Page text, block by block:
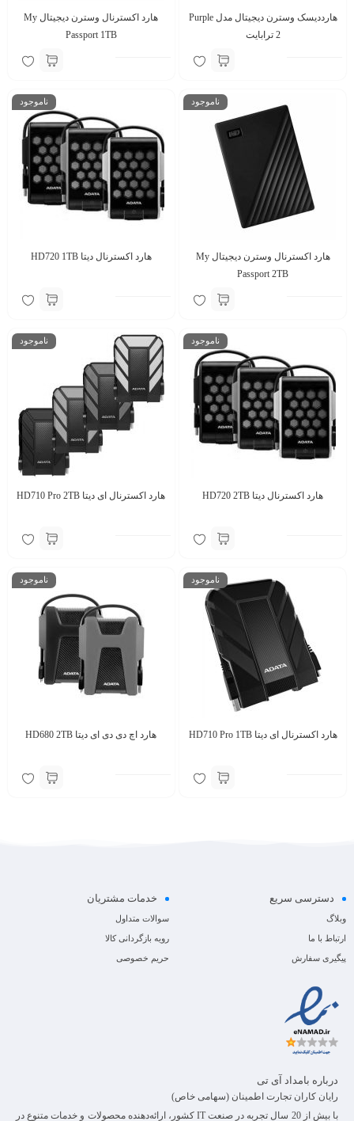
هارددیسک وسترن دیجیتال مدل Purple
2 ترابایت
هارد اکسترنال وسترن دیجیتال My
Passport 1TB
ناموجود
هارد اکسترنال وسترن دیجیتال My
Passport 2TB
ناموجود
هارد اکسترنال دیتا HD720 1TB
ناموجود
هارد اکسترنال دیتا HD720 2TB
ناموجود
هارد اکسترنال ای دیتا HD710 Pro 2TB
ناموجود
هارد اکسترنال ای دیتا HD710 Pro 1TB
ناموجود
هارد اچ دی دی ای دیتا HD680 2TB
دسترسی سریع
وبلاگ
ارتباط با ما
پیگیری سفارش
خدمات مشتریان
سوالات متداول
رویه بازگردانی کالا
حریم خصوصی
درباره بامداد آی تی
رایان کاران تجارت اطمینان (سهامی خاص)
با بیش از 20 سال تجربه در صنعت IT کشور، ارائه‌دهنده محصولات و خدمات متنوع در